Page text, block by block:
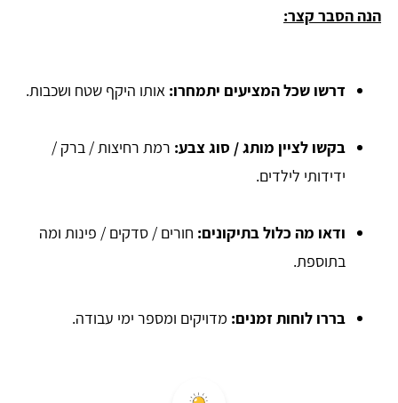
הנה הסבר קצר:
דרשו שכל המציעים יתמחרו: אותו היקף שטח ושכבות.
בקשו לציין מותג / סוג צבע: רמת רחיצות / ברק /
ידידותי לילדים.
ודאו מה כלול בתיקונים: חורים / סדקים / פינות ומה
בתוספת.
בררו לוחות זמנים: מדויקים ומספר ימי עבודה.